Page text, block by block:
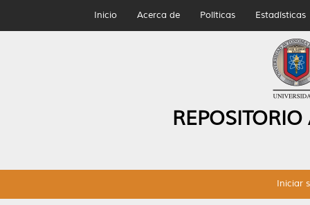
Inicio Acerca de Políticas Estadísticas
Iniciar